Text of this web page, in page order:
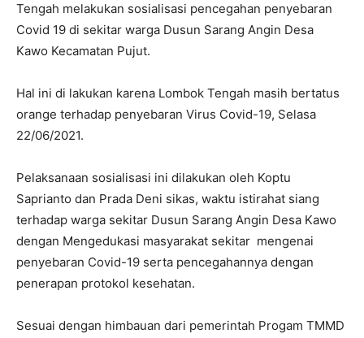
Tengah melakukan sosialisasi pencegahan penyebaran
Covid 19 di sekitar warga Dusun Sarang Angin Desa
Kawo Kecamatan Pujut.
Hal ini di lakukan karena Lombok Tengah masih bertatus
orange terhadap penyebaran Virus Covid-19, Selasa
22/06/2021.
Pelaksanaan sosialisasi ini dilakukan oleh Koptu
Saprianto dan Prada Deni sikas, waktu istirahat siang
terhadap warga sekitar Dusun Sarang Angin Desa Kawo
dengan Mengedukasi masyarakat sekitar mengenai
penyebaran Covid-19 serta pencegahannya dengan
penerapan protokol kesehatan.
Sesuai dengan himbauan dari pemerintah Progam TMMD